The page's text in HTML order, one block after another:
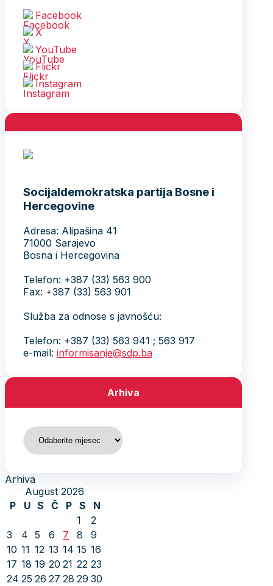
Facebook
X
YouTube
Flickr
Instagram
Socijaldemokratska partija Bosne i
Hercegovine
Adresa: Alipašina 41
71000 Sarajevo
Bosna i Hercegovina
Telefon: +387 (33) 563 900
Fax: +387 (33) 563 901
Služba za odnose s javnošću:
Telefon: +387 (33) 563 941 ; 563 917
e-mail: informisanje@sdp.ba
Arhiva
Arhiva
Arhiva
August 2026
P
U S Č P S
N
1
2
3
4 5 6 7 8
9
10 11 12 13 14 15 16
17 18 19 20 21 22 23
24 25 26 27 28 29 30